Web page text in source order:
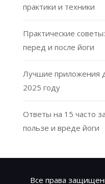
практики и техники
Практические
перед и после йоги
Лучшие приложения
2025 году
Ответы на 15 часто
пользе и вреде йоги
Все права